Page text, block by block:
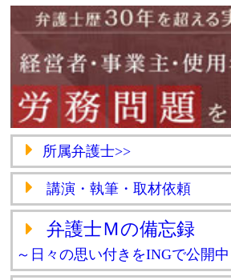
所属弁護士>>
講演・執筆・取材依頼
弁護士Ｍの備忘録
～日々の思い付きをINGで公開中